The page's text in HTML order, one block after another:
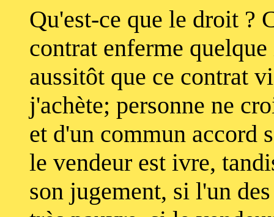
Qu'est-ce que le droit ?
contrat enferme
aussitôt que ce contrat
j'achète; personne ne
et d'un commun accord
le vendeur est ivre,
son jugement, si l'un